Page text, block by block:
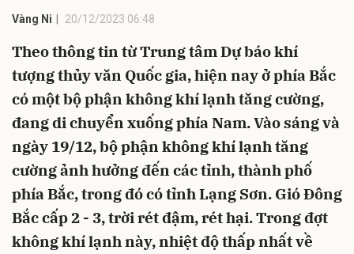
Vàng Ni 20/12/2023 06:48
Theo thông tin từ Trung tâm Dự báo khí
tượng thủy văn Quốc gia, hiện nay ở phía Bắc
có một bộ phận không khí lạnh tăng cường,
đang di chuyển xuống phía Nam. Vào sáng và
ngày 19/12, bộ phận không khí lạnh tăng
cường ảnh hưởng đến các tỉnh, thành phố
phía Bắc, trong đó có tỉnh Lạng Sơn. Gió Đông
Bắc cấp 2 - 3, trời rét đậm, rét hại. Trong đợt
không khí lạnh này, nhiệt độ thấp nhất về